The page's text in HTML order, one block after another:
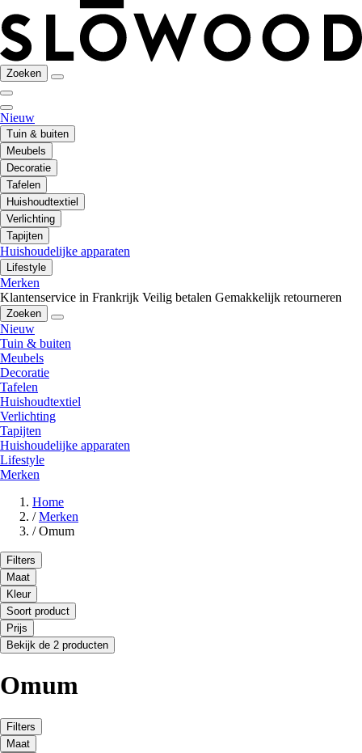
Zoeken
Nieuw
Tuin & buiten
Meubels
Decoratie
Tafelen
Huishoudtextiel
Verlichting
Tapijten
Huishoudelijke apparaten
Lifestyle
Merken
Klantenservice in Frankrijk Veilig betalen Gemakkelijk retourneren
Zoeken
Nieuw
Tuin & buiten
Meubels
Decoratie
Tafelen
Huishoudtextiel
Verlichting
Tapijten
Huishoudelijke apparaten
Lifestyle
Merken
Home
/ Merken
/ Omum
Filters
Maat
Kleur
Soort product
Prijs
Bekijk de 2 producten
Omum
Filters
Maat